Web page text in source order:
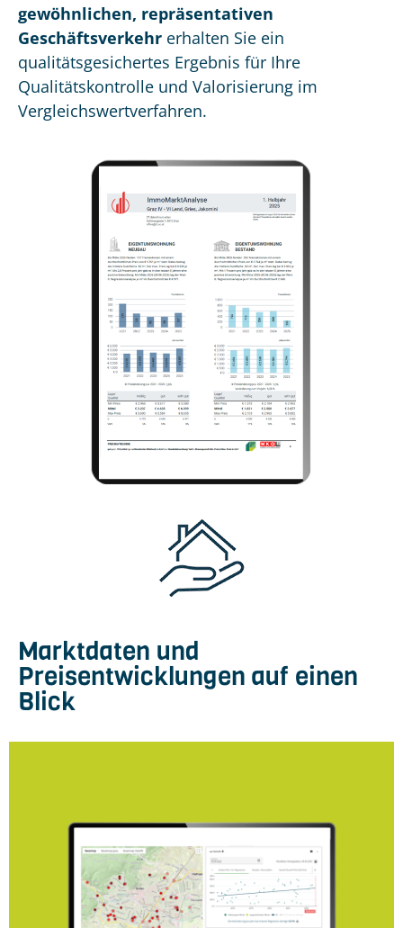
gewöhnlichen, repräsentativen
Geschäftsverkehr erhalten Sie ein
qualitätsgesichertes Ergebnis für Ihre
Qualitätskontrolle und Valorisierung im
Vergleichswertverfahren.
Marktdaten und
Preisentwicklungen auf einen
Blick